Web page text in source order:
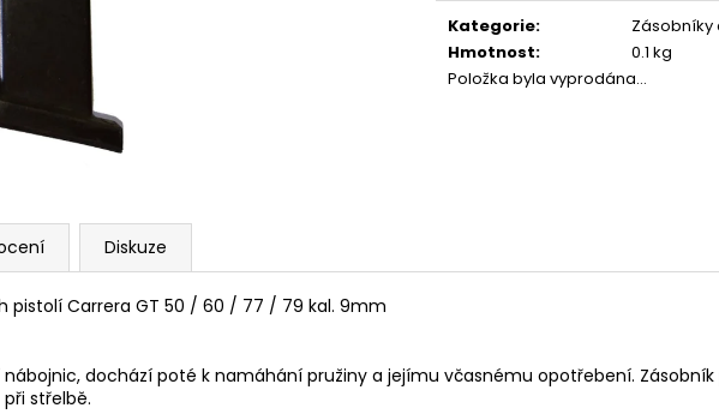
cena:
Kategorie:
Zásobníky
Hmotnost:
0.1 kg
Položka byla vyprodána…
Diskuze
pistolí Carrera GT 50 / 60 / 77 / 79 kal. 9mm
dochází poté k namáhání pružiny a jejímu včasnému opotřebení.
střelbě.
8MM
PLYN. NÁBOJE PV